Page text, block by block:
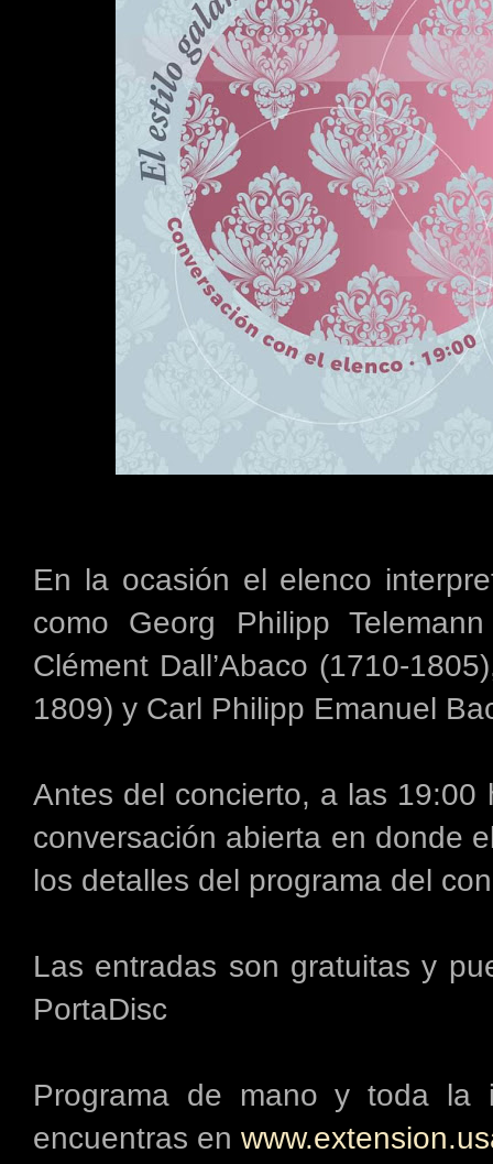
En la ocasión el elenco
como Georg Philipp
Clément Dall’Abaco (1710-
1809) y Carl Philipp Emanuel
Antes del concierto, a las
conversación abierta en donde
los detalles del programa del
Las entradas son gratuitas y
PortaDisc
Programa de mano y toda la
encuentras en